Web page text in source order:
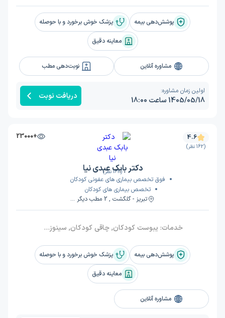
پوشش‌دهی بیمه پزشک خوش برخورد و با حوصله
معاینه دقیق
مشاوره آنلاین نوبت‌دهی مطب
اولین زمان مشاوره:
1405/05/18 ساعت 18:00 دریافت نوبت
(162 نظر)
+23000 4.6
(162 نظر)
دکتر بابک عبدی نیا
فوق تخصص بیماری های عفونی کودکان
تخصص بیماری های کودکان
تبریز - گلگشت , 2 مطب دیگر ...
خدمات: یبوست کودکان, چاقی کودکان, سینوزیت کودکان
پوشش‌دهی بیمه پزشک خوش برخورد و با حوصله
معاینه دقیق
مشاوره آنلاین